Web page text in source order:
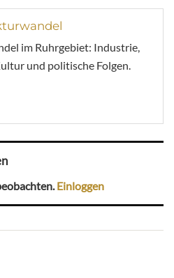
im Ruhrgebiet: Industrie,
und politische Folgen.
Einloggen